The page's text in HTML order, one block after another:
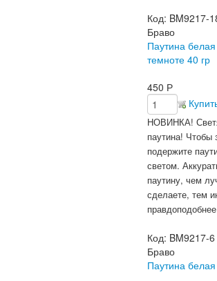
Код: BM9217-
Браво
Паутина белая
темноте 40 гр
450 Р
НОВИНКА!
паутина! Чтобы
подержите
светом.
паутину, чем
сделаете, тем
Код: BM9217-6
Браво
Паутина